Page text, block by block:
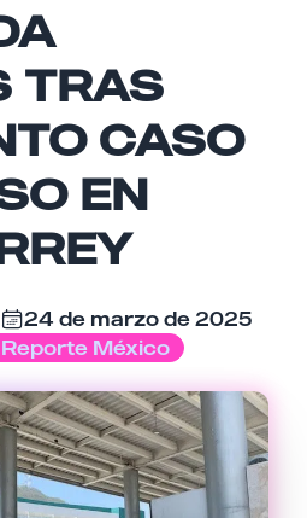
TRAS
CASO
EN
24 de marzo de 2025
Reporte México